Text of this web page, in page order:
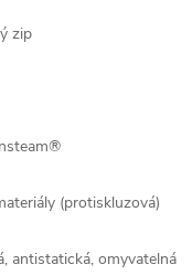
zip
(protiskluzová)
antistatická, omyvatelná